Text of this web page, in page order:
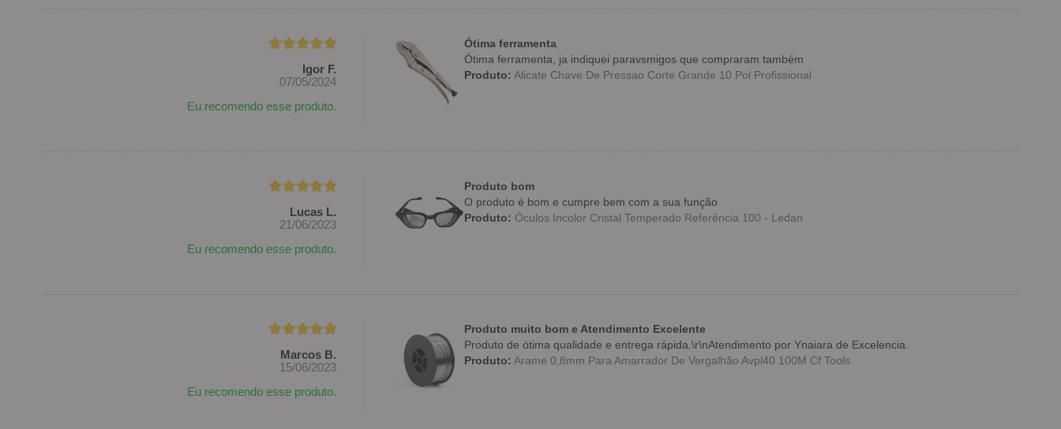
Igor F.
07/05/2024
Eu recomendo esse produto.
Ótima ferramenta
Ótima ferramenta, ja indiquei paravsmigos que compraram também
Produto:Alicate Chave De Pressao Corte Grande 10 Pol Profissional
Lucas L.
21/06/2023
Eu recomendo esse produto.
Produto bom
O produto é bom e cumpre bem com a sua função
Produto:Óculos Incolor Cristal Temperado Referência 100 - Ledan
Marcos B.
15/06/2023
Eu recomendo esse produto.
Produto muito bom e Atendimento Excelente
Produto de ótima qualidade e entrega rápida.\r\nAtendimento por Ynaiara de Excelencia.
Produto:Arame 0,8mm Para Amarrador De Vergalhão Avpl40 100M Cf Tools